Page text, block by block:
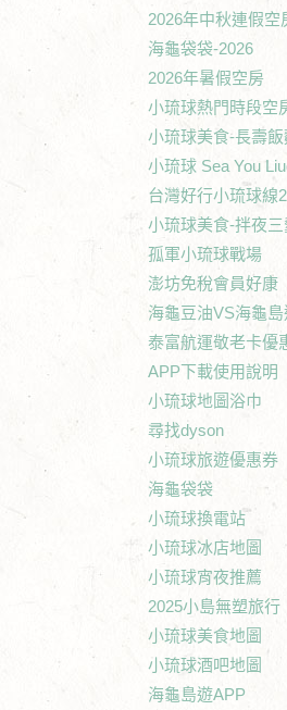
2026年中秋連假空
海龜袋袋-2026
2026年暑假空房
小琉球熱門時段空
小琉球美食-長壽飯
小琉球 Sea You
台灣好行小琉球線
小琉球美食-拌夜
孤軍小琉球戰場
澎坊免稅會員好康
海龜豆油VS海龜島
泰富航運敬老卡優
APP下載使用說明
小琉球地圖浴巾
尋找dyson
小琉球旅遊優惠券
海龜袋袋
小琉球換電站
小琉球冰店地圖
小琉球宵夜推薦
2025小島無塑旅行
小琉球美食地圖
小琉球酒吧地圖
海龜島遊APP